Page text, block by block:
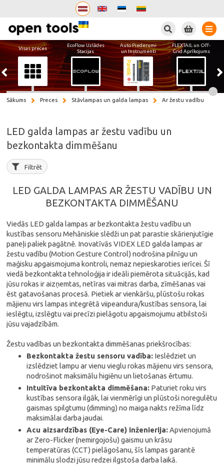
Visas preces
EcoFlow Uzlādes
Stacijas
Auto Piederumi
un Instrumenti
FLEXTAIL un Off-
Grid Aprīkojums
Sākums Preces Stāvlampas un galda lampas Ar žestu vadību
LED galda lampas ar žestu vadību un
bezkontakta dimmēšanu
Filtrēt
LED GALDA LAMPAS AR ŽESTU VADĪBU UN
BEZKONTAKTA DIMMĒŠANU
Viedās LED galda lampas ar bezkontakta žestu vadību un
kustības sensoru Mehāniskie slēdži un pat parastie skārienjutīgie
paneļi paliek pagātnē. Inovatīvās VIDEX LED galda lampas ar
žestu vadību (Motion Gesture Control) nodrošina pilnīgu un
maģisku apgaismojuma kontroli, nemaz nepieskaroties ierīcei. Šī
viedā bezkontakta tehnoloģija ir ideāli piemērota situācijās, kad
jūsu rokas ir aizņemtas, netīras vai mitras darba, zīmēšanas vai
ēst gatavošanas procesā. Pietiek ar vienkāršu, plūstošu rokas
mājienu virs lampas integrētā viipeandura/kustības sensora, lai
ieslēgtu, izslēgtu vai precīzi pielāgotu apgaismojumu atbilstoši
jūsu vajadzībām.
Žestu vadības un bezkontakta dimmēšanas priekšrocības:
Bezkontakta žestu sensoru vadība: Ieslēdziet un
izslēdziet lampu ar vienu vieglu rokas mājienu virs sensora,
nodrošinot maksimālu higiēnu un lietošanas ērtumu.
Intuitīva bezkontakta dimmēšana: Paturiet roku virs
kustības sensora ilgāk, lai vienmērīgi un plūstoši noregulētu
gaismas spilgtumu (dimming) no maiga nakts režīma līdz
maksimālai darba jaudai.
Acu aizsardzības (Eye-Care) inženierija:Apvienojumā
ar Zero-Flicker (nemirgojošu) gaismu un krāsu
temperatūras (CCT) pielāgošanu, šīs lampas garantē
minimālu slodzi jūsu redzei ilgstoša darba laikā.